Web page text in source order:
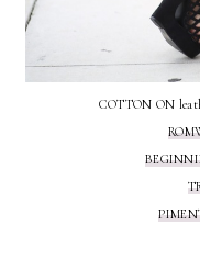
COTTON ON